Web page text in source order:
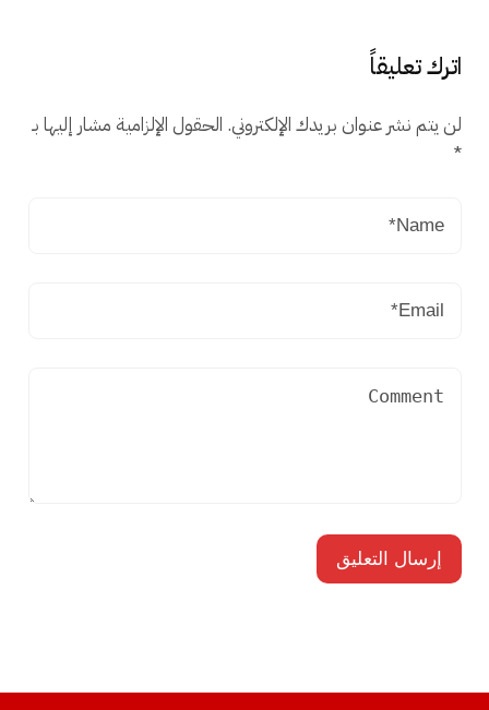
اترك تعليقاً
لن يتم نشر عنوان بريدك الإلكتروني. الحقول الإلزامية مشار إليها بـ
*